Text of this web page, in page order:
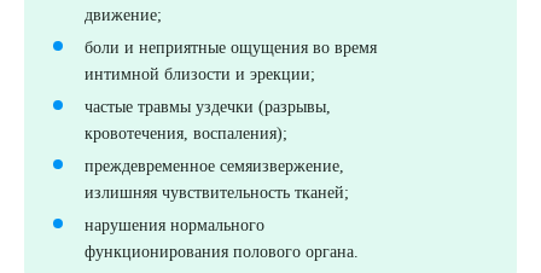
движение;
боли и неприятные ощущения во время
интимной близости и эрекции;
частые травмы уздечки (разрывы,
кровотечения, воспаления);
преждевременное семяизвержение,
излишняя чувствительность тканей;
нарушения нормального
функционирования полового органа.